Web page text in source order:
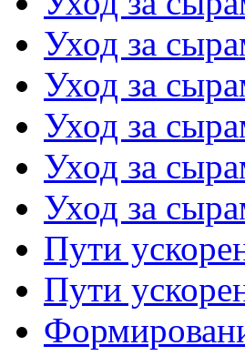
Уход за
Уход за
Уход за
Уход за
Уход за
Пути
Пути